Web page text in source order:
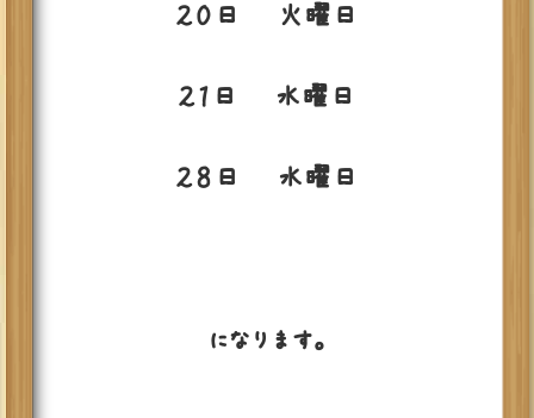
２０日 火曜日
２１日 水曜日
２８日 水曜日
になります。